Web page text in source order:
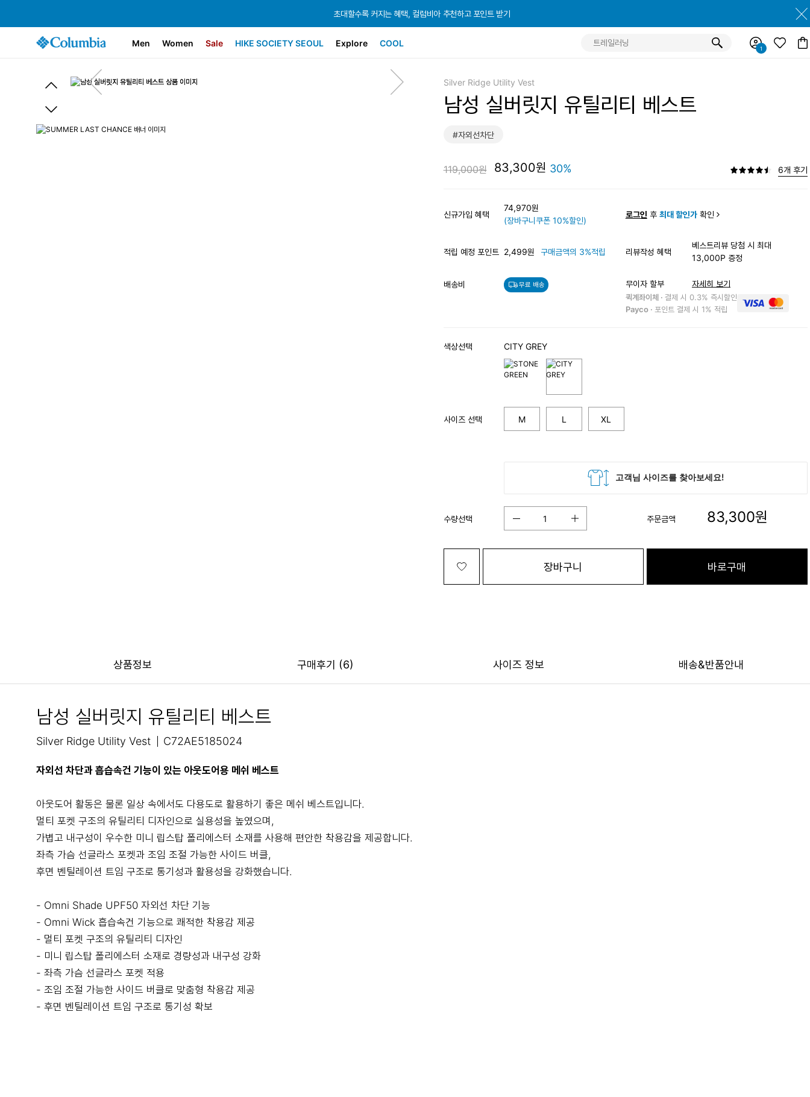
초대할수록 커지는 혜택, 컬럼비아 추천하고 포인트 받기
초대할수록 커지는 혜택, 컬럼비아 추천하고 포인트 받기
초대할수록 커지는 혜택, 컬럼비아 추천하고 포인트 받기
Men Women Sale HIKE SOCIETY SEOUL Explore COOL
Silver Ridge Utility Vest
남성 실버릿지 유틸리티 베스트
#자외선차단
119,000원 83,300원 30% 6개 후기
신규가입 혜택
74,970원
(장바구니쿠폰 10%할인)
로그인 후 최대 할인가확인
적립 예정 포인트 2,499원 구매금액의 3%적립 리뷰작성 혜택
베스트리뷰 당첨 시 최대
13,000P 증정
배송비 무료 배송 무이자 할부 자세히 보기
퀵계좌이체 · 결제 시 0.3% 즉시할인
Payco · 포인트 결제 시 1% 적립
색상선택 CITY GREY
사이즈 선택 M L XL
수량선택 주문금액 83,300원
장바구니 바로구매
상품정보 구매후기 (6) 사이즈 정보 배송&반품안내
남성 실버릿지 유틸리티 베스트
Silver Ridge Utility Vest C72AE5185024
자외선 차단과 흡습속건 기능이 있는 아웃도어용 메쉬 베스트
아웃도어 활동은 물론 일상 속에서도 다용도로 활용하기 좋은 메쉬 베스트입니다.
멀티 포켓 구조의 유틸리티 디자인으로 실용성을 높였으며,
가볍고 내구성이 우수한 미니 립스탑 폴리에스터 소재를 사용해 편안한 착용감을 제공합니다.
좌측 가슴 선글라스 포켓과 조임 조절 가능한 사이드 버클,
후면 벤틸레이션 트임 구조로 통기성과 활용성을 강화했습니다.
- Omni Shade UPF50 자외선 차단 기능
- Omni Wick 흡습속건 기능으로 쾌적한 착용감 제공
- 멀티 포켓 구조의 유틸리티 디자인
- 미니 립스탑 폴리에스터 소재로 경량성과 내구성 강화
- 좌측 가슴 선글라스 포켓 적용
- 조임 조절 가능한 사이드 버클로 맞춤형 착용감 제공
- 후면 벤틸레이션 트임 구조로 통기성 확보